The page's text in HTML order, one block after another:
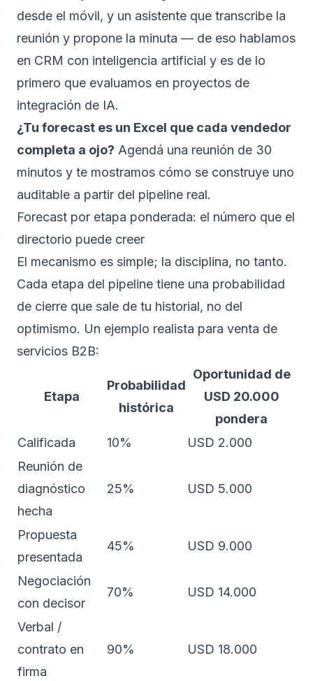
desde el móvil, y un asistente que transcribe la
reunión y propone la minuta — de eso hablamos
en CRM con inteligencia artificial y es de lo
primero que evaluamos en proyectos de
integración de IA.
¿Tu forecast es un Excel que cada vendedor
completa a ojo? Agendá una reunión de 30
minutos y te mostramos cómo se construye uno
auditable a partir del pipeline real.
Forecast por etapa ponderada: el número que el
directorio puede creer
El mecanismo es simple; la disciplina, no tanto.
Cada etapa del pipeline tiene una probabilidad
de cierre que sale de tu historial, no del
optimismo. Un ejemplo realista para venta de
servicios B2B:
Etapa
Probabilidad
histórica
Oportunidad de
USD 20.000
pondera
Calificada
10%
USD 2.000
Reunión de
diagnóstico
hecha
25% USD 5.000
Propuesta
presentada
45% USD 9.000
Negociación
con decisor
70% USD 14.000
Verbal /
contrato en
firma
90% USD 18.000